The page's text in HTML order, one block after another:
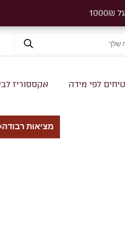
לפי מידה אקססוריז
מציאות רבודה